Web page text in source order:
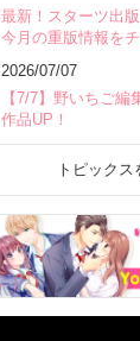
最新！スターツ出
今月の重版情報を
2026/07/07
【7/7】野いちご
作品UP！
トピック